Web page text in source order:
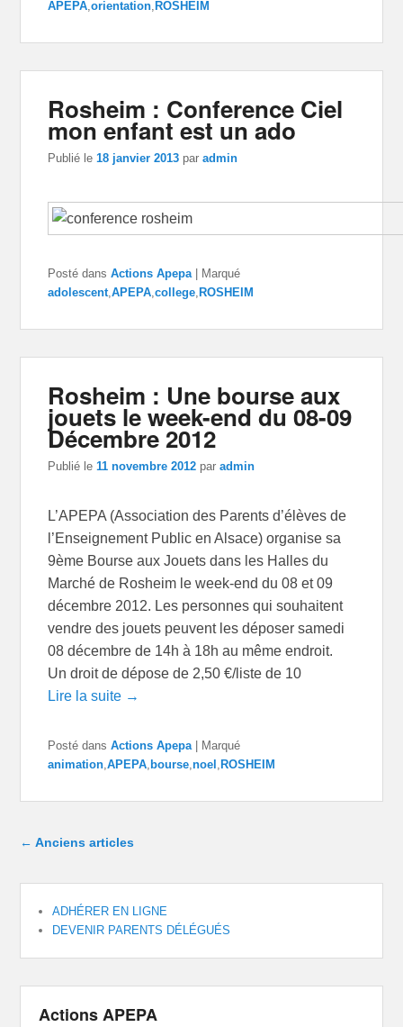
APEPA ,orientation ROSHEIM
Rosheim : Conference Ciel
mon enfant est un ado
Publié le18 janvier 2013 paradmin
Posté dans Actions Apepa
Marqué
adolescent,APEPA,college, ROSHEIM
Rosheim : Une bourse aux
jouets le week-end du 08-09
Décembre 2012
Publié le11 novembre 2012 paradmin
L’APEPA (Association des Parents d’élèves de
l’Enseignement Public en Alsace) organise sa
9ème Bourse aux Jouets dans les Halles du
Marché de Rosheim le week-end du 08 et 09
décembre 2012. Les personnes qui souhaitent
vendre des jouets peuvent les déposer samedi
08 décembre de 14h à 18h au même endroit.
Un droit de dépose de 2,50 €/liste de 10
Lire la suite →
Posté dans Actions Apepa
Marqué
animation ,APEPA bourse ,noel ROSHEIM
Navigation dans les articles
← Anciens articles
ADHÉRER EN LIGNE
DEVENIR PARENTS DÉLÉGUÉS
Actions APEPA